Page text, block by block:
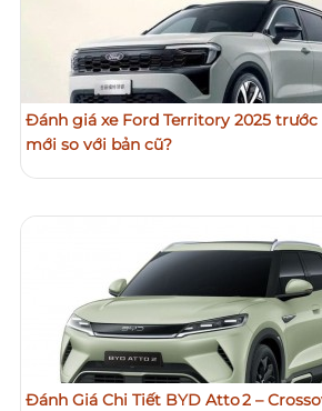
Đánh giá xe Ford Territory 2025
mới so với bản cũ?
Đánh Giá Chi Tiết BYD Atto 2 –